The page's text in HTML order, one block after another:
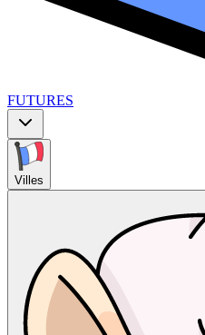
FUTURES
Villes